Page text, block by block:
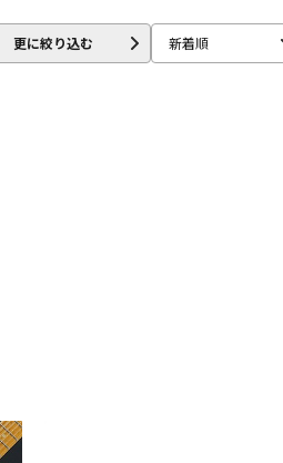
他楽器 アンプ
更に絞り込む 新着順